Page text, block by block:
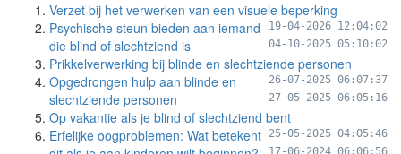
Verzet bij het verwerken van een visuele beperking
19-04-2026 12:04:02
Psychische steun bieden aan iemand
die blind of slechtziend is
04-10-2025 05:10:02
Prikkelverwerking bij blinde en slechtziende personen
26-07-2025 06:07:37
Opgedrongen hulp aan blinde en
slechtziende personen
27-05-2025 06:05:16
Op vakantie als je blind of slechtziend bent
25-05-2025 04:05:46
Erfelijke oogproblemen: Wat betekent
17-06-2024 06:06:56